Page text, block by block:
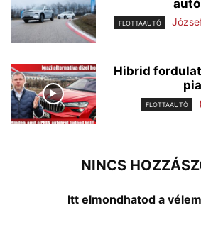
FLOTTAAUTÓ
Hibrid
FLOTTAAUTÓ
NINCS
Itt elmondhatod a